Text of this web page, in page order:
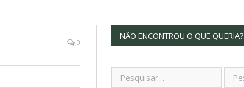
0
NÃO ENCONTROU O QUE QUERIA?